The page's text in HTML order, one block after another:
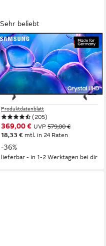
Sehr beliebt
SAMSUNG
GU50U7099FU LED-
Fernseher
125 cm/50 Zoll
Diagonale
Bildschirmtechnologie
4K Ultra HD Auflösung
Produktdatenblatt
(205)
369,00 € UVP 579,00 €
18,33 € mtl. in 24 Raten
-36%
lieferbar - in 1-2 Werktagen bei dir